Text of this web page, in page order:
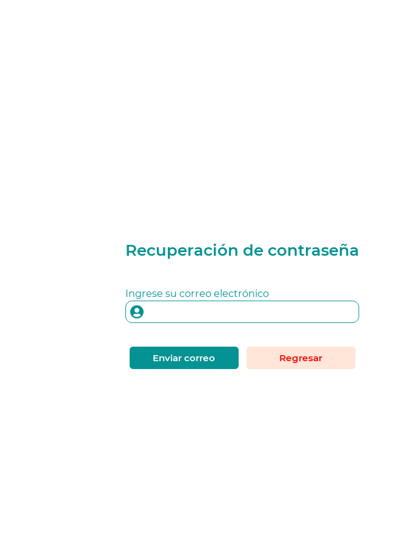
Recuperación de contraseña
Ingrese su correo electrónico
Enviar correo Regresar